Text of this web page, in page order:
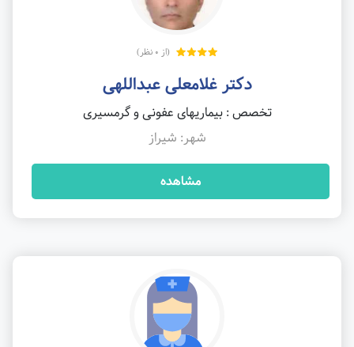
(از 0 نظر)
دکتر غلامعلی عبداللهی
تخصص : بیماریهای عفونی و گرمسیری
شهر: شیراز
مشاهده